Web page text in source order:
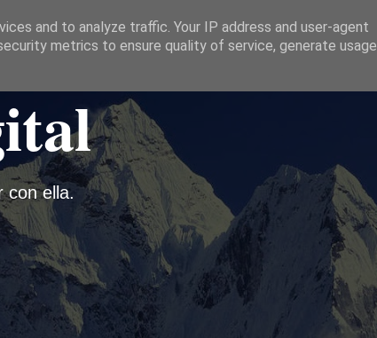
con ella.
and to analyze traffic. Your IP address and user-agent
metrics to ensure quality of service, generate usage